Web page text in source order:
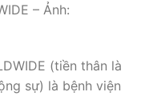
– Ảnh:
(tiền thân là
sự) là bệnh viện